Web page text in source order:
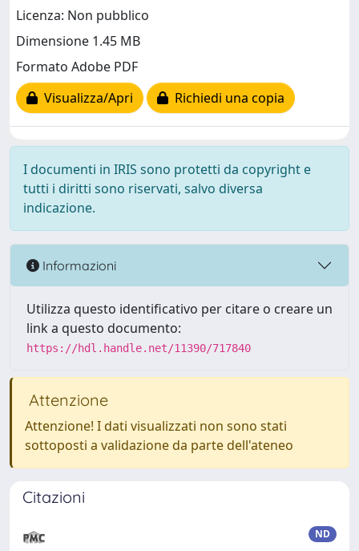
Licenza: Non pubblico
Dimensione 1.45 MB
Formato Adobe PDF
Visualizza/Apri
Richiedi una copia
I documenti in IRIS sono protetti da copyright e
tutti i diritti sono riservati, salvo diversa
indicazione.
Informazioni
Utilizza questo identificativo per citare o creare un
link a questo documento:
https://hdl.handle.net/11390/717840
Attenzione
Attenzione! I dati visualizzati non sono stati
sottoposti a validazione da parte dell'ateneo
Citazioni
ND